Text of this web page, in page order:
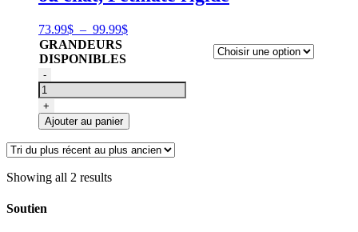
Petmate
73.99$ – 99.99$Plage
à
99.99$
GRANDEURS
DISPONIBLES
quantité
de
Transporteur
pour
chien
ou
chat,
Petmate
rigide
-
+
Ajouter au panier
Showing all 2 results
Soutien